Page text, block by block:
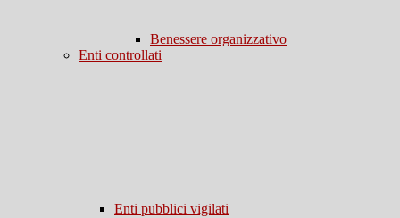
Benessere organizzativo
Enti controllati
Enti pubblici vigilati